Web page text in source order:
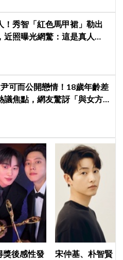
！秀智「紅色馬甲裙」勒出
近照曝光網驚：這是真人
可而公開戀情！18歲年齡差
議焦點，網友驚訝「與女方
獎後感性發
宋仲基、朴智賢